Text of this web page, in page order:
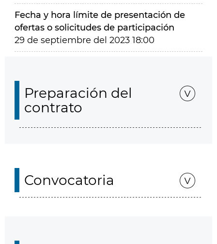
Fecha y hora límite de presentación de
ofertas o solicitudes de participación
29 de septiembre del 2023 18:00
Preparación del
contrato
Convocatoria